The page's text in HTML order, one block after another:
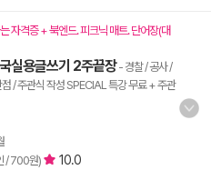
자격증 + 북엔드. 피크닉 매트. 단어장(대
실용글쓰기 2주끝장- 경찰 / 공사 /
/ 주관식 작성 SPECIAL 특강 무료 + 주관
/ 700원)
10.0